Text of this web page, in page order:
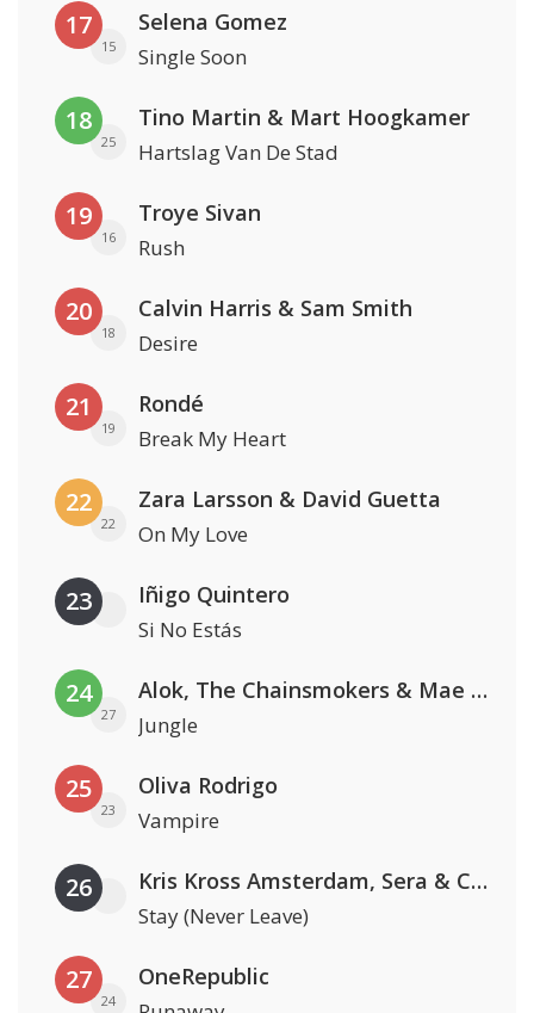
17
15
Selena Gomez
Single Soon
18
25
Tino Martin & Mart Hoogkamer
Hartslag Van De Stad
19
16
Troye Sivan
Rush
20
18
Calvin Harris & Sam Smith
Desire
21
19
Rondé
Break My Heart
22
22
Zara Larsson & David Guetta
On My Love
23 Iñigo Quintero
Si No Estás
24
27
Alok, The Chainsmokers & Mae Stephens
Jungle
25
23
Oliva Rodrigo
Vampire
26 Kris Kross Amsterdam, Sera & Conor Maynard
Stay (Never Leave)
27
24
OneRepublic